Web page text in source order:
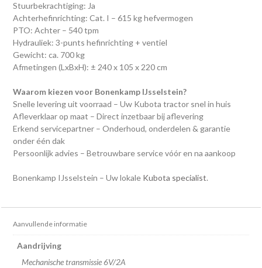
Stuurbekrachtiging: Ja
Achterhefinrichting: Cat. I – 615 kg hefvermogen
PTO: Achter – 540 tpm
Hydrauliek: 3-punts hefinrichting + ventiel
Gewicht: ca. 700 kg
Afmetingen (LxBxH): ± 240 x 105 x 220 cm
Waarom kiezen voor Bonenkamp IJsselstein?
Snelle levering uit voorraad – Uw Kubota tractor snel in huis
Afleverklaar op maat – Direct inzetbaar bij aflevering
Erkend servicepartner – Onderhoud, onderdelen & garantie
onder één dak
Persoonlijk advies – Betrouwbare service vóór en na aankoop
Bonenkamp IJsselstein – Uw lokale Kubota specialist.
Aanvullende informatie
Aandrijving
Mechanische transmissie 6V/2A